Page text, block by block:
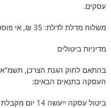
עסקים.
משלוח מדלת לדלת: 35 ₪, אי פוסט – 15 ₪
מדיניות ביטולים
העסקה בתנאים הבאים:
ביטול עסקה ייעשה 14 יום מקבלת המוצר, או מהעברת מסמך בנושא.